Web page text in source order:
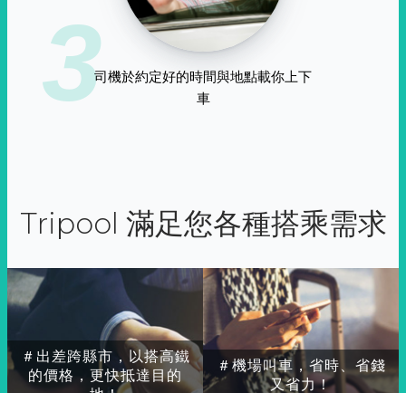
3司機於約定好的時間與地點載你上下
車
Tripool 滿足您各種搭乘需求
＃出差跨縣市，以搭高鐵
的價格，更快抵達目的
＃機場叫車，省時、省錢
又省力！